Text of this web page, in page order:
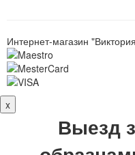
Интернет-магазин
x
Выезд